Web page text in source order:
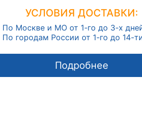
УСЛОВИЯ ДОСТАВКИ:
По Москве и МО от 1-го до 3-х
По городам России от 1-го до 14-
Подробнее